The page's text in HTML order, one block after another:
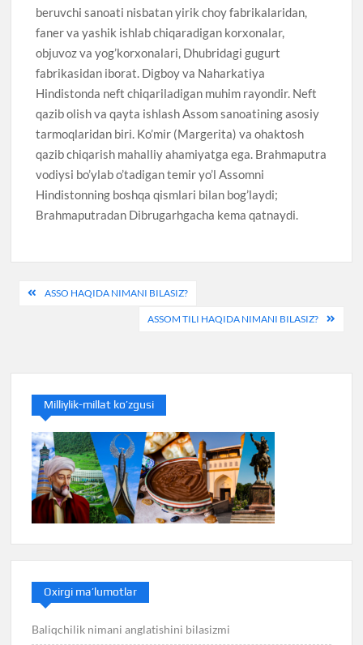
beruvchi sanoati nisbatan yirik choy fabrikalaridan,
faner va yashik ishlab chiqaradigan korxonalar,
objuvoz va yog’korxonalari, Dhubridagi gugurt
fabrikasidan iborat. Digboy va Naharkatiya
Hindistonda neft chiqariladigan muhim rayondir. Neft
qazib olish va qayta ishlash Assom sanoatining asosiy
tarmoqlaridan biri. Ko’mir (Margerita) va ohaktosh
qazib chiqarish mahalliy ahamiyatga ega. Brahmaputra
vodiysi bo’ylab o’tadigan temir yo’l Assomni
Hindistonning boshqa qismlari bilan bog’laydi;
Brahmaputradan Dibrugarhgacha kema qatnaydi.
PostASSO HAQIDA NIMANI BILASIZ?
ASSOM TILI HAQIDA NIMANI BILASIZ?
Milliylik-millat ko’zgusi
Oxirgi ma’lumotlar
Baliqchilik nimani anglatishini bilasizmi